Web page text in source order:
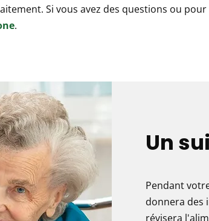
Si vous avez des questions ou
.
Un
Pendant
donnera des
révisera